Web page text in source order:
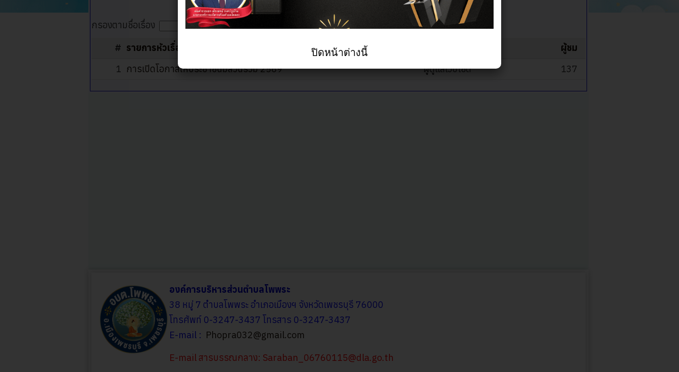
กรองตามชื่อเรื่อง
# รายการหัวเรื่อง
ผู้ชม
1 การเปิดโอกาสให้ประชาชนมีส่วนร่วม 2569 ผู้ดูแลเว็บไซต์ 137
องค์การบริหารส่วนตำบลโพพระ
38 หมู่ 7 ตำบลโพพระ อำเภอเมืองฯ จังหวัดเพชรบุรี 76000
โทรศัพท์ 0-3247-3437 โทรสาร 0-3247-3437
E-mail : Phopra032@gmail.com
E-mail สารบรรณกลาง: Saraban_06760115@dla.go.th
ปิดหน้าต่างนี้